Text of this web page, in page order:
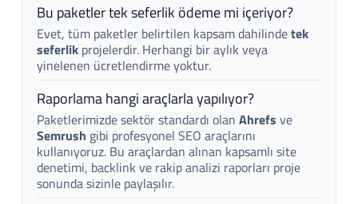
Bu paketler tek seferlik ödeme mi içeriyor?
Evet, tüm paketler belirtilen kapsam dahilindetek
seferlik projelerdir. Herhangi bir aylık veya
yinelenen ücretlendirme yoktur.
Raporlama hangi araçlarla yapılıyor?
Paketlerimizde sektör standardı olanAhrefs ve
Semrush gibi profesyonel SEO araçlarını
kullanıyoruz. Bu araçlardan alınan kapsamlı site
denetimi, backlink ve rakip analizi raporları proje
sonunda sizinle paylaşılır.